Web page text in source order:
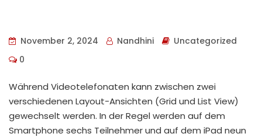
November 2, 2024 Nandhini
Uncategorized
0
Während Videotelefonaten kann zwischen zwei
verschiedenen Layout-Ansichten (Grid und List View)
gewechselt werden. In der Regel werden auf dem
Smartphone sechs Teilnehmer und auf dem iPad neun